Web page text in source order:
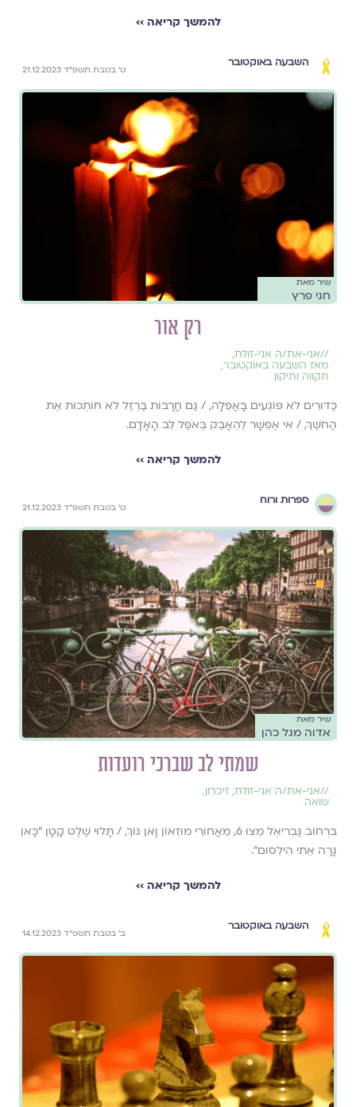
להמשך קריאה ››
השבעה באוקטובר
ט׳ בטבת תשפ״ד 21.12.2023
שיר מאת
חגי פרץ
רק אור
//אני-את/ה אני-זולת,
מאז השבעה באוקטובר,
תקווה ותיקון
כַּדּוּרִים לֹא פּוֹגְעִים בָּאֲפֵלָה, / גַּם חֲרָבוֹת בַּרְזֶל לֹא חוֹתְכוֹת אֶת
הַחֹשֶׁךְ, / אִי אֶפְשָׁר לְהֵאָבֵק בְּאֹפֶל לֵב הָאָדָם.
להמשך קריאה ››
ספרות ורוח
ט׳ בטבת תשפ״ד 21.12.2023
שיר מאת
אדוה מגל כהן
שמתי לב שברכי רועדות
//אני-את/ה אני-זולת, זיכרון,
שואה
בִּרְחוֹב גַּבְרִיאֵל מֵצוּ 6, מֵאֲחוֹרֵי מוּזֵאוֹן וָאן גּוֹךְ, / תָּלוּי שֶׁלֶט קָטָן "כָּאן
גָּרָה אֵתִי הִילֵסוּם".
להמשך קריאה ››
השבעה באוקטובר
ב׳ בטבת תשפ״ד 14.12.2023